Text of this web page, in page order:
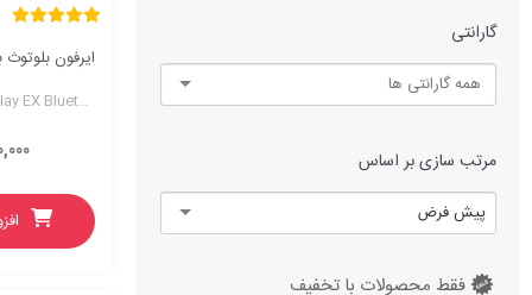
گارانتی
مرتب سازی بر اساس
پیش فرض
فقط محصولات با تخفیف
Bang & Olufsen Beoplay EX Bluetooth Earphone